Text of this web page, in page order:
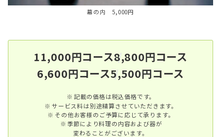
幕の内 5,000円
11,000円コース8,800円コース
6,600円コース5,500円コース
記載の価格は税込価格です。
サービス料は別途精算させていただきます。
その他お客様のご予算に応じて承ります。
季節により料理の内容および器が
変わることがございます。